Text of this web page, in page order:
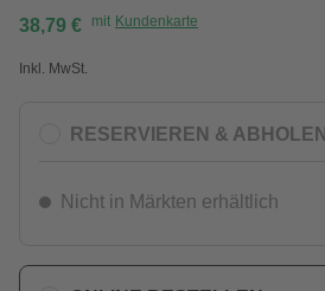
38,79 € mit Kundenkarte
Inkl. MwSt.
RESERVIEREN & ABHOLEN
Nicht in Märkten erhältlich